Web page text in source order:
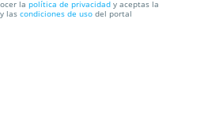
Nascar Fest en Cheste
la política de privacidad y aceptas la
las condiciones de uso del portal